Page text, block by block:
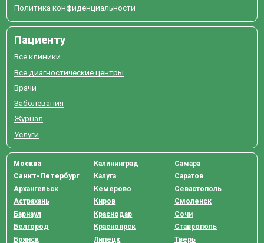
Политика конфиденциальности
Пациенту
Все клиники
Все диагностические центры
Врачи
Заболевания
Журнал
Услуги
Москва
Санкт-Петербург
Архангельск
Астрахань
Барнаул
Белгород
Брянск
Калининград
Калуга
Кемерово
Киров
Краснодар
Красноярск
Липецк
Самара
Саратов
Севастополь
Смоленск
Сочи
Ставрополь
Тверь